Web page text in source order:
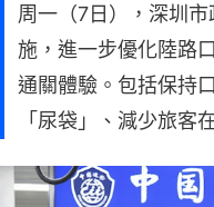
周一（7日），深圳
施，進一步優化陸路
通關體驗。包括保持
「尿袋」、減少旅客